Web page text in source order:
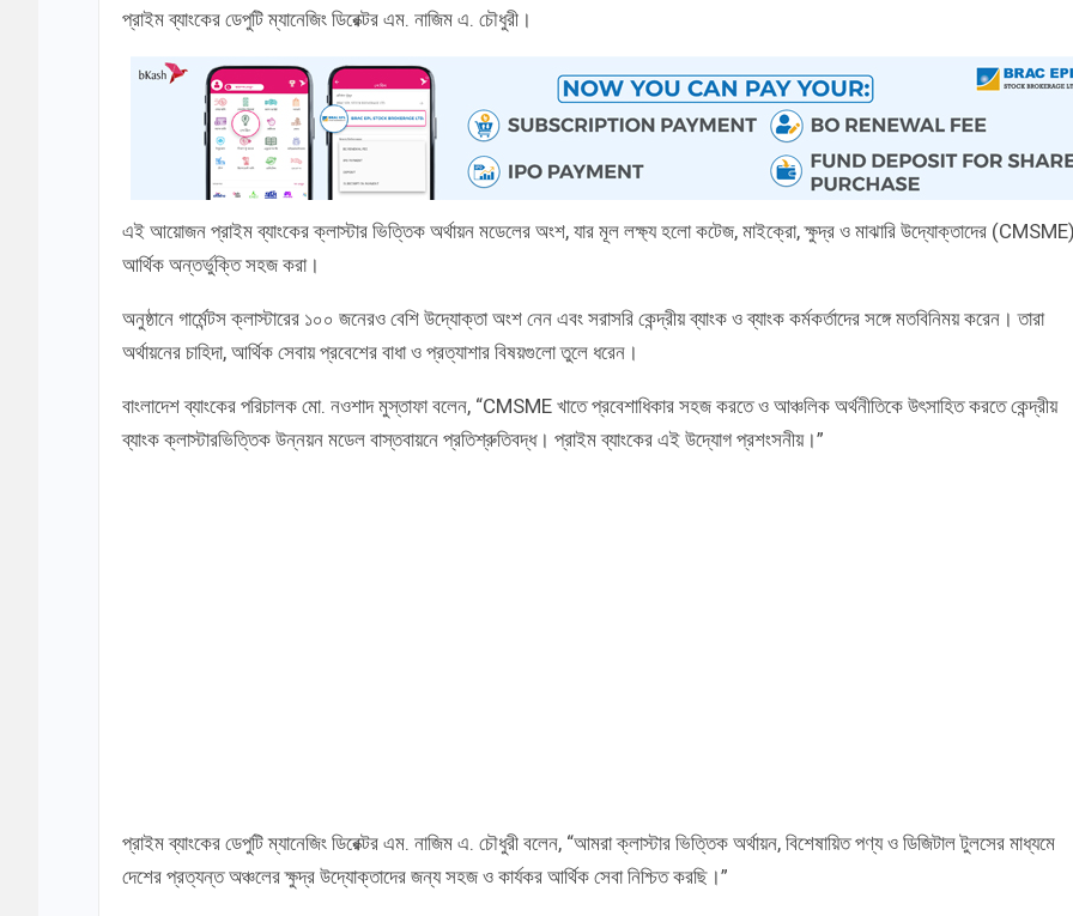
প্রাইম ব্যাংকের ডেপুটি ম্যানেজিং ডিরেক্টর এম. নাজিম এ. চৌধুরী।
এই আয়োজন প্রাইম ব্যাংকের ক্লাস্টার ভিত্তিক অর্থায়ন মডেলের অংশ, যার মূল লক্ষ্য হলো কটেজ, মাইক্রো, ক্ষুদ্র ও মাঝারি উদ্যোক্তাদের
আর্থিক অন্তর্ভুক্তি সহজ করা।
অনুষ্ঠানে গার্মেন্টস ক্লাস্টারের ১০০ জনেরও বেশি উদ্যোক্তা অংশ নেন এবং সরাসরি কেন্দ্রীয় ব্যাংক ও ব্যাংক কর্মকর্তাদের সঙ্গে মতবিনিময় করেন। তারা
অর্থায়নের চাহিদা, আর্থিক সেবায় প্রবেশের বাধা ও প্রত্যাশার বিষয়গুলো তুলে ধরেন।
বাংলাদেশ ব্যাংকের পরিচালক মো. নওশাদ মুস্তাফা বলেন, “CMSME খাতে প্রবেশাধিকার সহজ করতে ও আঞ্চলিক অর্থনীতিকে উৎসাহিত করতে কেন্দ্রীয়
ব্যাংক ক্লাস্টারভিত্তিক উন্নয়ন মডেল বাস্তবায়নে প্রতিশ্রুতিবদ্ধ। প্রাইম ব্যাংকের এই উদ্যোগ প্রশংসনীয়।”
প্রাইম ব্যাংকের ডেপুটি ম্যানেজিং ডিরেক্টর এম. নাজিম এ. চৌধুরী বলেন, “আমরা ক্লাস্টার ভিত্তিক অর্থায়ন, বিশেষায়িত পণ্য ও ডিজিটাল টুলসের মাধ্যমে
দেশের প্রত্যন্ত অঞ্চলের ক্ষুদ্র উদ্যোক্তাদের জন্য সহজ ও কার্যকর আর্থিক সেবা নিশ্চিত করছি।”